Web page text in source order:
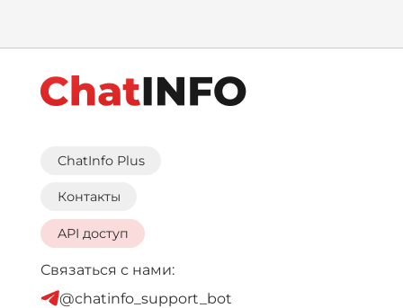
ChatInfo Plus
Контакты
API доступ
Связаться с нами:
@chatinfo_support_bot